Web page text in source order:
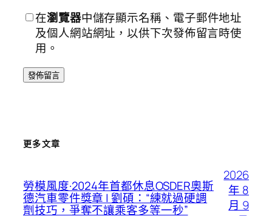
在瀏覽器中儲存顯示名稱、電子郵件地址
及個人網站網址，以供下次發佈留言時使
用。
更多文章
勞模風度·2024年首都休息OSDER奧斯
德汽車零件獎章 | 劉碩：“練就過硬調
劑技巧，爭奪不讓乘客多等一秒”
2026
年 8
月 9